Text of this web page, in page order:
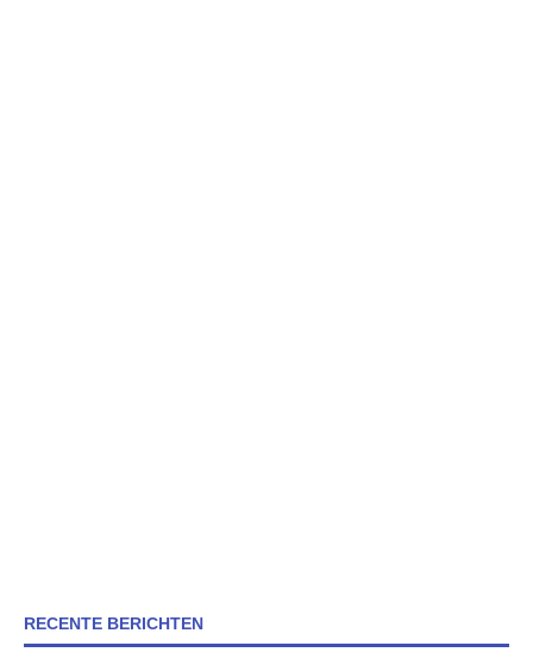
RECENTE BERICHTEN